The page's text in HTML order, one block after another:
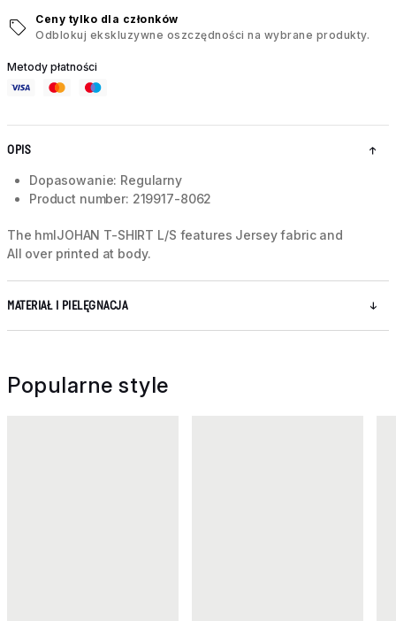
Ceny tylko dla członków
Odblokuj ekskluzywne oszczędności na wybrane produkty.
Metody płatności
OPIS
Dopasowanie: Regularny
Product number: 219917-8062
The hmlJOHAN T-SHIRT L/S features Jersey fabric and
All over printed at body.
MATERIAŁ I PIELĘGNACJA
Popularne style